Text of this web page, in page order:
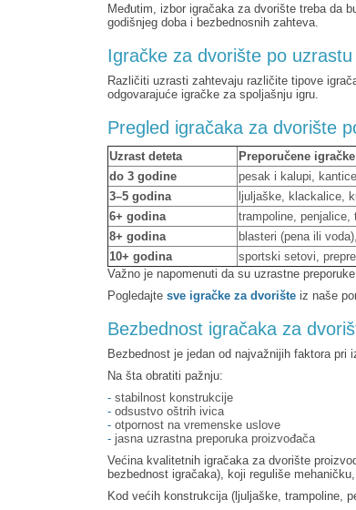
Međutim, izbor igračaka za dvorište treba da
godišnjeg doba i bezbednosnih zahteva.
Igračke za dvorište po uzrastu
Različiti uzrasti zahtevaju različite tipove
odgovarajuće igračke za spoljašnju igru.
Pregled igračaka za dvorište
Uzrast deteta
Preporučene igračke
do 3 godine
pesak i kalupi,
3–5 godina
ljuljaške, klackalice,
6+ godina
trampoline,
8+ godina
blasteri (pena ili
10+ godina
sportski setovi,
Važno je napomenuti da su uzrastne
Pogledajtesve igračke za dvorište iz naše
Bezbednost igračaka za
Bezbednost je jedan od najvažnijih faktora pri
Na šta obratiti pažnju:
- stabilnost konstrukcije
- odsustvo oštrih ivica
- otpornost na vremenske uslove
- jasna uzrastna preporuka proizvođača
Većina kvalitetnih igračaka za dvorište
bezbednost igračaka), koji reguliše
Kod većih konstrukcija (ljuljaške, trampoline,